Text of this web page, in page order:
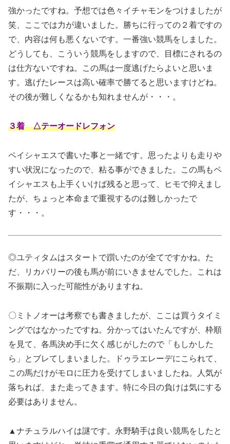
強かったですね。予想では色々イチャモンをつけましたが
笑、ここでは力が違いました。勝ちに行っての２着ですの
で、内容は何も悪くないです。一番強い競馬をしました。
どうしても、こういう競馬をしますので、目標にされるの
は仕方ないですね。この馬は一度逃げたらよいと思いま
す。逃げたレースは高い確率で勝てると思いますけどね。
その後が難しくなるかも知れませんが・・・。
３着 △テーオードレフォン
ペイシャエスで書いた事と一緒です。思ったよりも走りや
すい状況になったので、粘る事ができました。この馬もペ
イシャエスも上手くいけば残ると思って、ヒモで抑えまし
たが、ちょっと本命まで重視するのは難しかったで
す・・・。
◎ユティタムはスタートで躓いたのが全てですかね。た
だ、リカバリーの後も馬が前にいきませんでした。これは
不振期に入った可能性がありますね。
〇ミトノオーは考察でも書きましたが、ここは買うタイミ
ングではなかったですね。分かってはいたんですが、枠順
を見て、各馬決め手に欠く感じがしたので「もしかした
ら」とブレてしまいました。ドゥラエレーデにこられて、
この馬だけがモロに圧力を受けてしまいましたね。人気が
落ちれば、また走ってきます。特に今日の負けは気にする
必要はありません。
▲ナチュラルハイは謎です。永野騎手は良い競馬をしたと